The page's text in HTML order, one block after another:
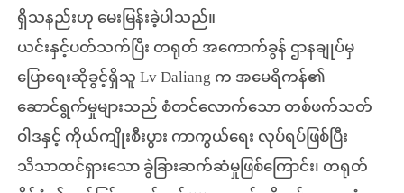
ရှိသနည်းဟု မေးမြန်းခဲ့ပါသည်။
ယင်းနှင့်ပတ်သက်ပြီး တရုတ် အကောက်ခွန် ဌာနချုပ်မှ
ပြောရေးဆိုခွင့်ရှိသူ Lv Daliang က အမေရိကန်၏
ဆောင်ရွက်မှုများသည် စံတင်လောက်သော တစ်ဖက်သတ်
ဝါဒနှင့် ကိုယ်ကျိုးစီးပွား ကာကွယ်ရေး လုပ်ရပ်ဖြစ်ပြီး
သိသာထင်ရှားသော ခွဲခြားဆက်ဆံမှုဖြစ်ကြောင်း၊ တရုတ်